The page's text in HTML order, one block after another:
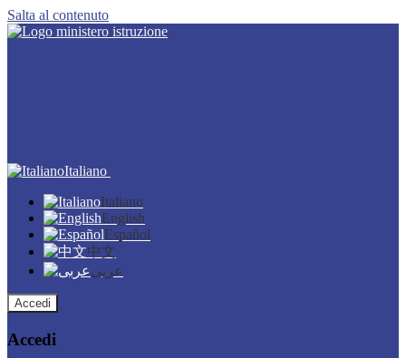
Salta al contenuto
Italiano
Italiano
English
Español
中文
عربى
Accedi
Accedi